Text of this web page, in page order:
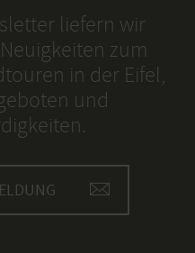
liefern wir
zum
in der Eifel,
und